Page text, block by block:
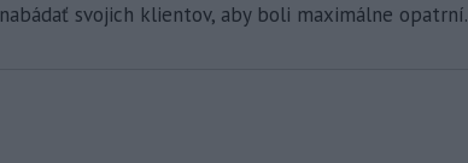
nabádať svojich klientov, aby boli maximálne opatrní.